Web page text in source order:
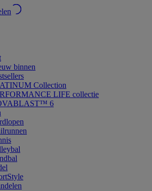
binnen
Collection
LIFE collectie
6